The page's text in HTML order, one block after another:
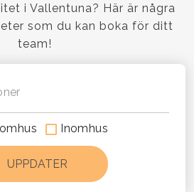
i Vallentuna? Här är några
som du kan boka för ditt
team!
Inomhus